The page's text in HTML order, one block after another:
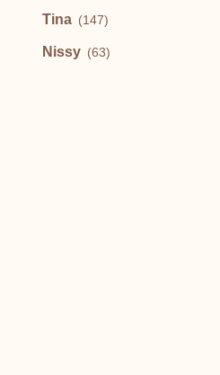
Tina (147)
Nissy (63)